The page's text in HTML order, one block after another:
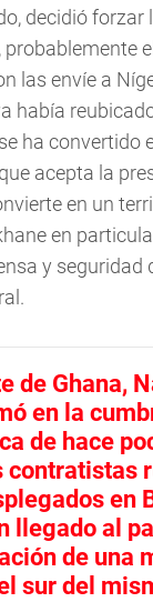
decidió forzar
las envíe a
había
ha convertido
acepta la
en un
en
y seguridad
de Ghana,
en la
de hace
contratistas
en
llegado al
de una
sur del